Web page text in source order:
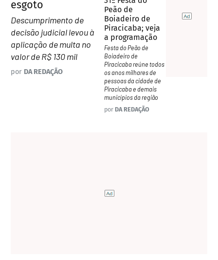
esgoto
Descumprimento de
decisão judicial levou à
aplicação de multa no
valor de R$ 130 mil
por DA REDAÇÃO
Peão de
Boiadeiro de
Piracicaba; veja
a programação
Festa do Peão de
Boiadeiro de
Piracicaba reúne todos
os anos milhares de
pessoas da cidade de
Piracicaba e demais
municípios da região
por DA REDAÇÃO